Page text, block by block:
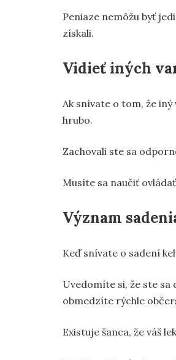
Peniaze nemôžu byť
získali.
Vidieť iných
Ak snívate o tom, že
hrubo.
Zachovali ste sa
Musíte sa naučiť
Význam
Keď snívate o sadení
Uvedomíte si, že ste sa
obmedzíte rýchle
Existuje šanca, že váš